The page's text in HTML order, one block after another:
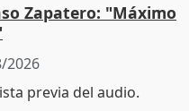
Zapatero: "Máximo
2026